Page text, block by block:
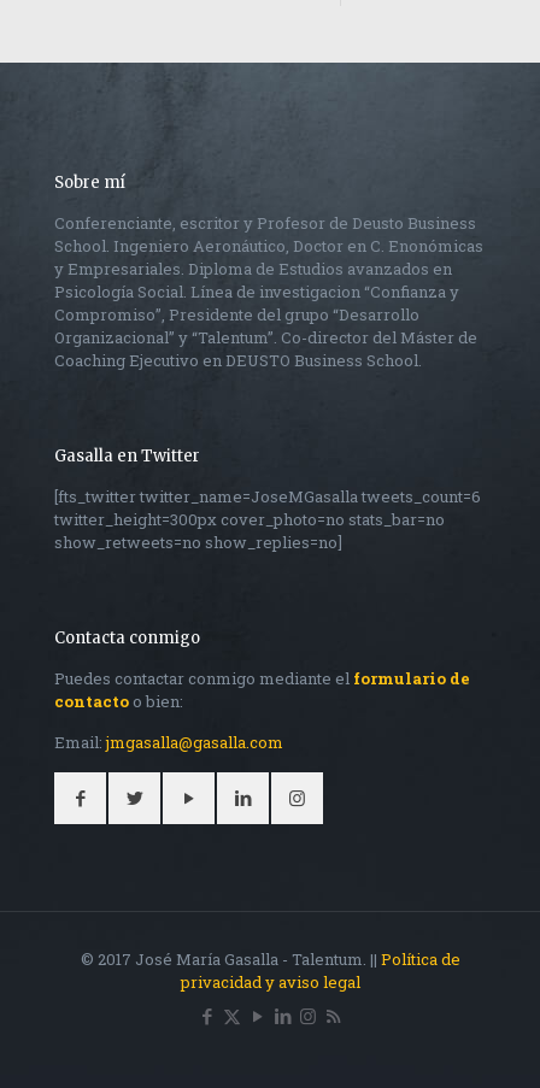
Sobre mí
Conferenciante, escritor y Profesor de Deusto Business
School. Ingeniero Aeronáutico, Doctor en C. Enonómicas
y Empresariales. Diploma de Estudios avanzados en
Psicología Social. Línea de investigacion “Confianza y
Compromiso”, Presidente del grupo “Desarrollo
Organizacional” y “Talentum”. Co-director del Máster de
Coaching Ejecutivo en DEUSTO Business School.
Gasalla en Twitter
[fts_twitter twitter_name=JoseMGasalla tweets_count=6
twitter_height=300px cover_photo=no stats_bar=no
show_retweets=no show_replies=no]
Contacta conmigo
Puedes contactar conmigo mediante el formulario de
contacto o bien:
Email:jmgasalla@gasalla.com
© 2017 José María Gasalla - Talentum. || Política de
privacidad y aviso legal